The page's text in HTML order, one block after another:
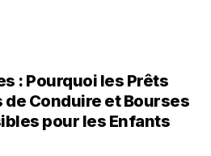
: Pourquoi les Prêts
de Conduire et Bourses
pour les Enfants